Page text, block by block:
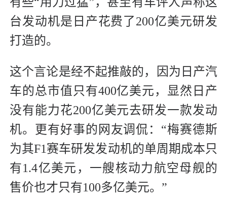
台发动机是日产花费了200亿美元研发
打造的。
这个言论是经不起推敲的，因为日产汽
车的总市值只有400亿美元，显然日产
没有能力花200亿美元去研发一款发动
机。更有好事的网友调侃：“梅赛德斯
为其F1赛车研发发动机的单周期成本只
有1.4亿美元，一艘核动力航空母舰的
售价也才只有100多亿美元。”